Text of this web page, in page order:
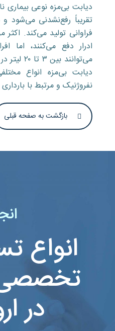
دیابت بی‌مزه نوعی
تقریباً رفع‌نشدنی می‌شود
ادرار دفع می‌کنند، اما
می‌توانند
دیابت بی‌مزه انواع
نفروژنیک و مرتبط با
بازگشت به صفحه قبلی
انواع
در